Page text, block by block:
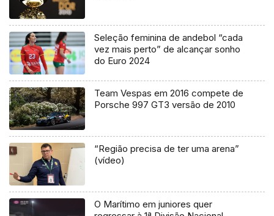
Seleção feminina de andebol “cada
vez mais perto” de alcançar sonho
do Euro 2024
Team Vespas em 2016 compete de
Porsche 997 GT3 versão de 2010
“Região precisa de ter uma arena”
(vídeo)
O Marítimo em juniores quer